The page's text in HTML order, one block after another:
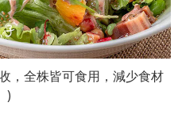
，全株皆可食用，減少食材
)